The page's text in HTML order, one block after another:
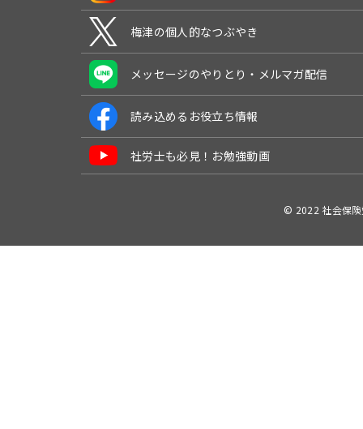
梅津の個人的なつぶやき
メッセージのやりとり・メルマガ配信
読み込めるお役立ち情報
社労士も必見！お勉強動画
© 2022 社会保